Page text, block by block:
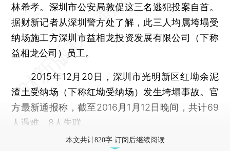
林希孝。深圳市公安局敦促这三名逃犯投案自首。
据财新记者从深圳警方处了解，此三人均属垮塌受
纳场施工方深圳市益相龙投资发展有限公司（下称
益相龙公司）员工。
2015年12月20日，深圳市光明新区红坳余泥
渣土受纳场（下称红坳受纳场）发生垮塌事故。官
方最新通报称，截至2016月1月12日晚间，共计69
人遇难、8人失联。
本文共计820字 订阅后继续阅读